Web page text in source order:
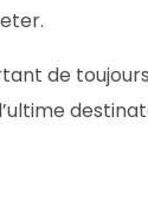
de